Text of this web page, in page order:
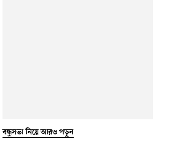
বন্ধুসভা নিয়ে আরও পড়ুন